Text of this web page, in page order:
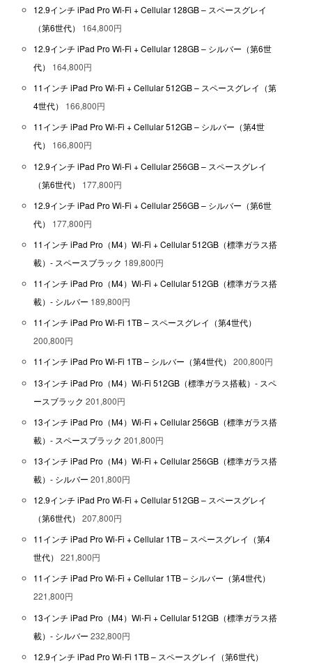
12.9インチ iPad Pro Wi-Fi + Cellular 128GB – スペースグレイ
（第6世代）
164,800円
12.9インチ iPad Pro Wi-Fi + Cellular 128GB – シルバー（第6世
代）
164,800円
11インチ iPad Pro Wi-Fi + Cellular 512GB – スペースグレイ（第
4世代）
166,800円
11インチ iPad Pro Wi-Fi + Cellular 512GB – シルバー（第4世
代）
166,800円
12.9インチ iPad Pro Wi-Fi + Cellular 256GB – スペースグレイ
（第6世代）
177,800円
12.9インチ iPad Pro Wi-Fi + Cellular 256GB – シルバー（第6世
代）
177,800円
11インチ iPad Pro（M4）Wi-Fi + Cellular 512GB（標準ガラス搭
載）- スペースブラック 189,800円
11インチ iPad Pro（M4）Wi-Fi + Cellular 512GB（標準ガラス搭
載）- シルバー 189,800円
11インチ iPad Pro Wi-Fi 1TB – スペースグレイ（第4世代）
200,800円
11インチ iPad Pro Wi-Fi 1TB – シルバー（第4世代） 200,800円
13インチ iPad Pro（M4）Wi-Fi 512GB（標準ガラス搭載）- スペ
ースブラック201,800円
13インチ iPad Pro（M4）Wi-Fi + Cellular 256GB（標準ガラス搭
載）- スペースブラック201,800円
13インチ iPad Pro（M4）Wi-Fi + Cellular 256GB（標準ガラス搭
載）- シルバー201,800円
12.9インチ iPad Pro Wi-Fi + Cellular 512GB – スペースグレイ
（第6世代） 207,800円
11インチ iPad Pro Wi-Fi + Cellular 1TB – スペースグレイ（第4
世代） 221,800円
11インチ iPad Pro Wi-Fi + Cellular 1TB – シルバー（第4世代）
221,800円
13インチ iPad Pro（M4）Wi-Fi + Cellular 512GB（標準ガラス搭
載）- シルバー232,800円
12.9インチ iPad Pro Wi-Fi 1TB – スペースグレイ（第6世代）